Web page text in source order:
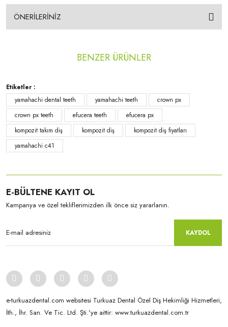
ÖNERİLERİNİZ
BENZER ÜRÜNLER
Etiketler :
yamahachi dental teeth
yamahachi teeth
crown px
crown px teeth
efucera teeth
efucera px
kompozit takım diş
kompozit diş
kompozit diş fiyatları
yamahachi c41
E-BÜLTENE KAYIT OL
Kampanya ve özel tekliflerimizden ilk önce siz yararlanın.
KAYDOL
e-turkuazdental.com websitesi Turkuaz Dental Özel Diş Hekimliği Hizmetleri,
İth., İhr. San. Ve Tic. Ltd. Şti.'ye aittir: www.turkuazdental.com.tr